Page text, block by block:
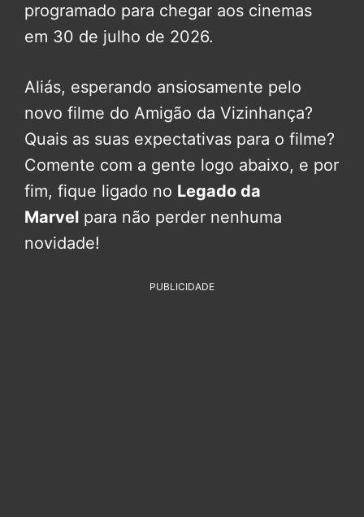
programado para chegar aos cinemas
em 30 de julho de 2026.
Aliás, esperando ansiosamente pelo
novo filme do Amigão da Vizinhança?
Quais as suas expectativas para o filme?
Comente com a gente logo abaixo, e por
fim, fique ligado no Legado da
Marvel para não perder nenhuma
novidade!
PUBLICIDADE